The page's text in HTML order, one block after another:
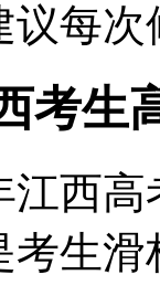
议每
考生
江西
考生